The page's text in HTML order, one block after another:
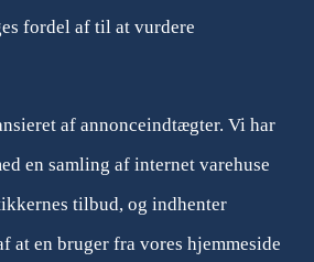
fordel af til at vurdere
af annonceindtægter. Vi har
en samling af internet varehuse
tilbud, og indhenter
en bruger fra vores hjemmeside